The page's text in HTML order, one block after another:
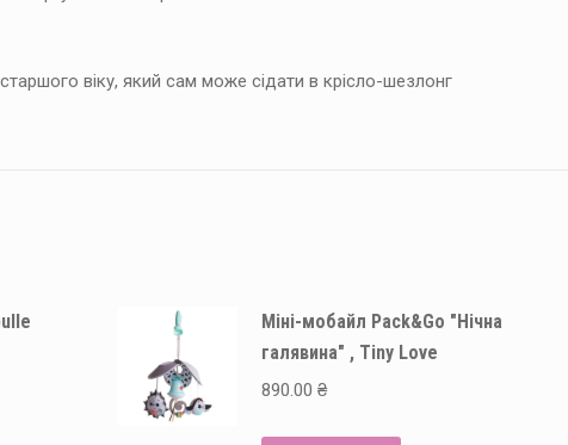
віку, який сам може сідати в крісло-шезлонг
Міні-мобайл Pack&Go "Нічна
галявина" , Tiny Love
890.00 ₴